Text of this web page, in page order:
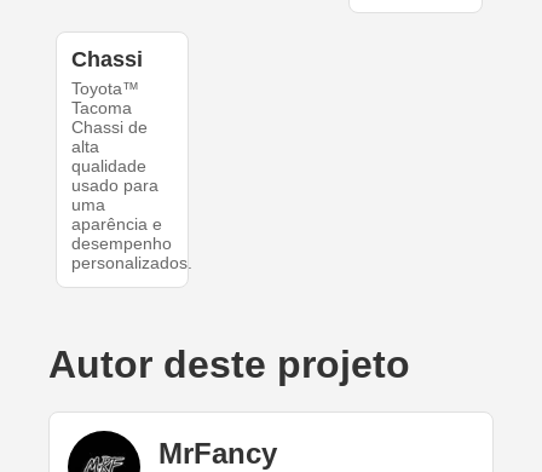
Chassi
Toyota™
Tacoma
Chassi de
alta
qualidade
usado para
uma
aparência e
desempenho
personalizados.
Autor deste projeto
MrFancy